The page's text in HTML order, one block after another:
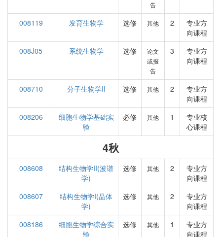
告
008119 发育生物学 选修 其他 2
专业方
向课程
008J05
系统生物学 选修
论文
或报
告
3
专业方
向课程
008710 分子生物学II 选修 其他 2
专业方
向课程
008206
细胞生物学基础实
验
必修 其他 1
专业核
心课程
4秋
008608
结构生物学II(波谱
学)
选修 其他 2
专业方
向课程
008607
结构生物学I(晶体
学)
选修 其他 2
专业方
向课程
008186
细胞生物学综合实
验
选修 其他 1
专业方
向课程